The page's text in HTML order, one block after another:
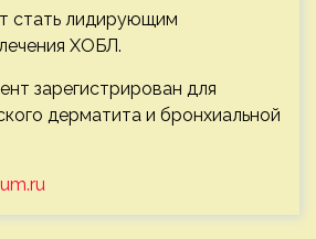
стать лидирующим
ХОБЛ.
зарегистрирован для
дерматита и бронхиальной